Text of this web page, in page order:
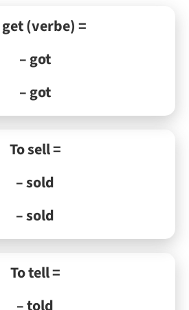
get (verbe) =
– got
– got
To sell =
– sold
– sold
To tell =